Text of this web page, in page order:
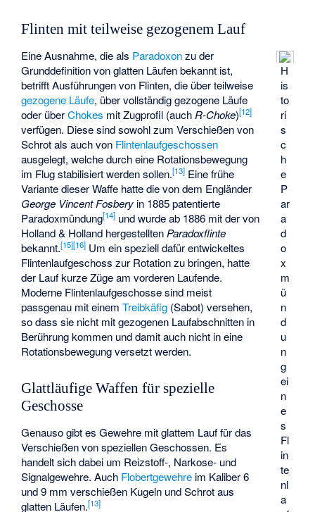
Flinten mit teilweise gezogenem Lauf
H
is
to
ri
s
c
h
e
P
ar
a
d
o
x
m
ü
n
d
u
n
g
ei
n
e
s
Fl
in
te
nl
a
Eine Ausnahme, die als Paradoxonzu der
Grunddefinition von glatten Läufen bekannt ist,
betrifft Ausführungen von Flinten, die über teilweise
gezogene Läufe, über vollständig gezogene Läufe
oder überChokes mitZugprofil (auch R-Choke)[12]
verfügen. Diese sind sowohl zum Verschießen von
Schrot als auch von Flintenlaufgeschossen
ausgelegt, welche durch eine Rotationsbewegung
im Flug stabilisiert werden sollen.[13] Eine frühe
Variante dieser Waffe hatte die von dem Engländer
George Vincent Fosbery in 1885 patentierte
Paradoxmündung[14] und wurde ab 1886 mit der von
Holland & Holland hergestellten Paradoxflinte
bekannt.[15][16] Um ein speziell dafür entwickeltes
Flintenlaufgeschoss zur Rotation zu bringen, hatte
der Lauf kurze Züge am vorderen Laufende.
Moderne Flintenlaufgeschosse sind meist
passgenau mit einemTreibkäfig (Sabot) versehen,
so dass sie nicht mit gezogenen Laufabschnitten in
Berührung kommen und damit auch nicht in eine
Rotationsbewegung versetzt werden.
Glattläufige Waffen für spezielle
Geschosse
Genauso gibt es Gewehre mit glattem Lauf für das
Verschießen von speziellen Geschossen. Es
handelt sich dabei um Reizstoff-, Narkose- und
Signalgewehre. Auch Flobertgewehre im Kaliber 6
und 9 mm verschießen Kugeln und Schrot aus
glatten Läufen.[13]